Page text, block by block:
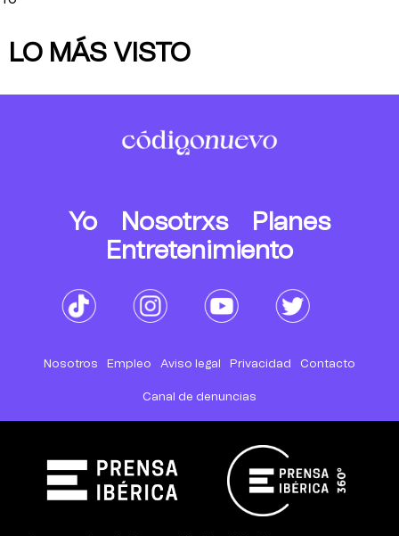
LO MÁS VISTO
Yo Nosotrxs
Planes
Entretenimiento
Nosotros Empleo Aviso legal Privacidad Contacto
Canal de denuncias